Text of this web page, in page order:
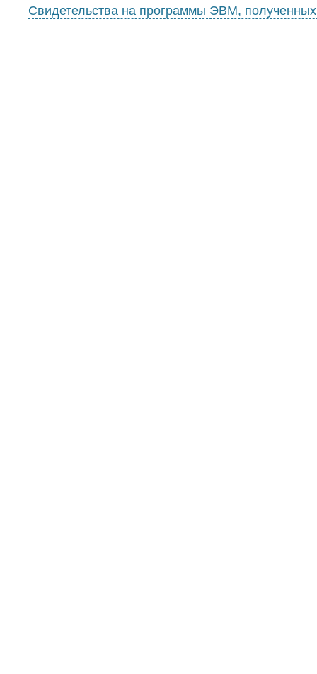
Свидетельства на программы ЭВМ,